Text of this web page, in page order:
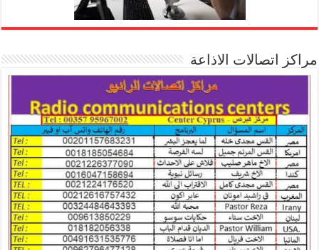
مراكز اتصالات الاذاعة